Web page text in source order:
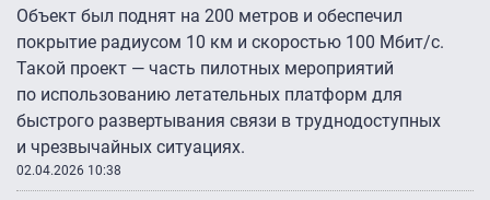
Объект был поднят на 200 метров и обеспечил
покрытие радиусом 10 км и скоростью 100 Мбит/с.
Такой проект — часть пилотных мероприятий
по использованию летательных платформ для
быстрого развертывания связи в труднодоступных
и чрезвычайных ситуациях.
02.04.2026 10:38